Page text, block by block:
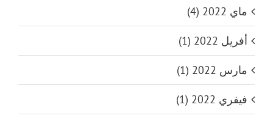
ماي 2022 (4)
أفريل 2022 (1)
مارس 2022 (1)
فيفري 2022 (1)